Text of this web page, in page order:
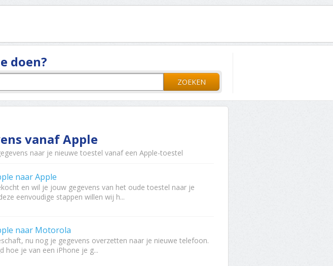
doen?
ZOEKEN
vanaf Apple
naar je nieuwe toestel vanaf een Apple-toestel
naar Apple
en wil je jouw gegevens van het oude toestel naar je
eenvoudige stappen willen wij h...
naar Motorola
nu nog je gegevens overzetten naar je nieuwe telefoon.
hoe je van een iPhone je g...